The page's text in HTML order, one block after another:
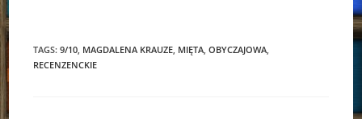
TAGS:9/10 MAGDALENA KRAUZE MIĘTA OBYCZAJOWA
RECENZENCKIE